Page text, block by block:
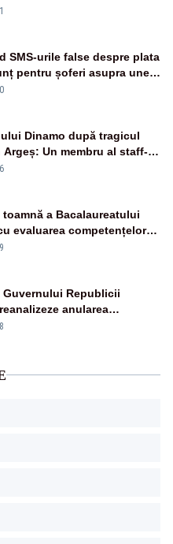
SMS-urile false despre plata
pentru șoferi asupra unei
fraudă online
Dinamo după tragicul
Un membru al staff-
murit, antrenorul Adrian
toamnă a Bacalaureatului
evaluarea competențelor
română
Guvernului Republicii
anularea
Ziua Limbii Române